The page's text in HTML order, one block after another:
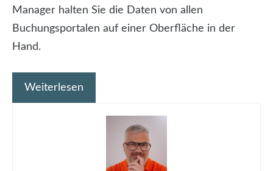
Manager halten Sie die Daten von allen
Buchungsportalen auf einer Oberfläche in der
Hand.
Weiterlesen